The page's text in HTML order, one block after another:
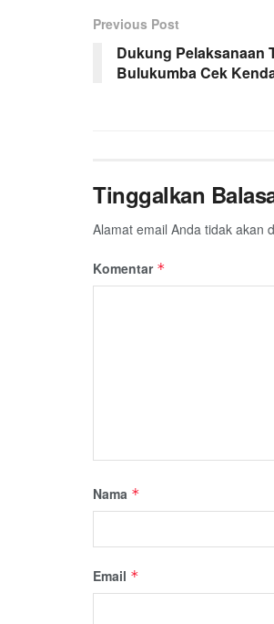
Previous Post
Dukung Pelaksanaan
Bulukumba Cek
Tinggalkan
Alamat email Anda tidak akan
Komentar *
Nama *
Email *